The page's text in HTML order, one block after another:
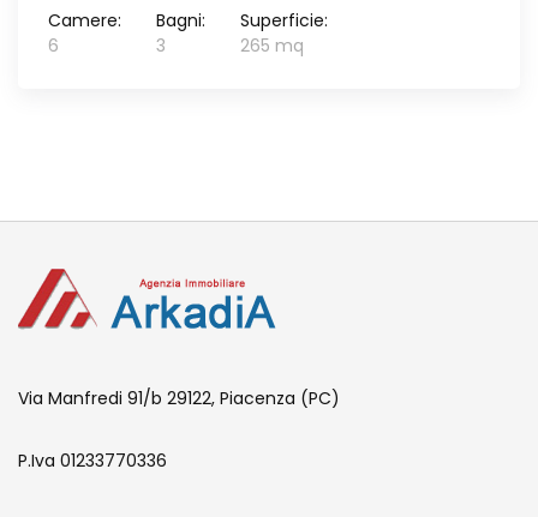
Camere:
6
Bagni:
3
Superficie:
265 mq
Via Manfredi 91/b 29122, Piacenza (PC)
P.Iva 01233770336